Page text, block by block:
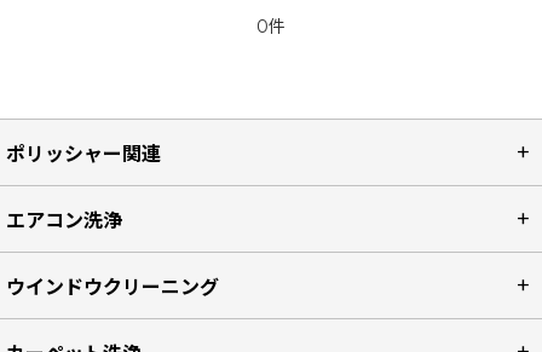
0件
ポリッシャー関連
エアコン洗浄
ウインドウクリーニング